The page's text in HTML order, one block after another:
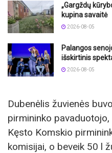
„Gargždų
kupina savaitė
2026-08-05
Palangos
išskirtinis
2026-08-05
Dubenėlis žuvienės
pirmininko
Kęsto Komskio
komisijai, o beveik 50 l